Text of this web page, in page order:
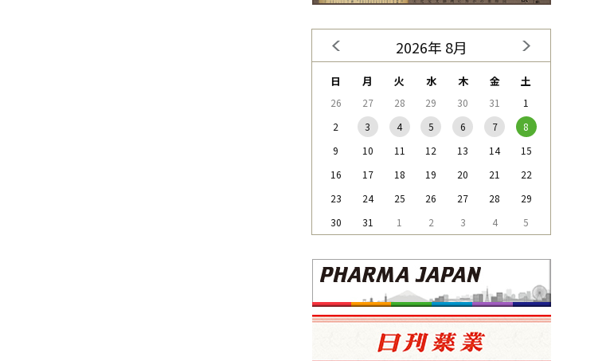
2026年 8月
日 月 火 水 木 金 土
26 27 28 29 30 31
1
2
3 4 5 6 7
8
9
10 11 12 13 14
15
16
17 18 19 20 21
22
23
24 25 26 27 28
29
30
31 1 2 3 4 5